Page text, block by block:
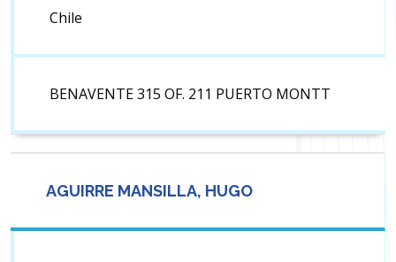
Chile
BENAVENTE 315 OF. 211 PUERTO MONTT
AGUIRRE MANSILLA, HUGO